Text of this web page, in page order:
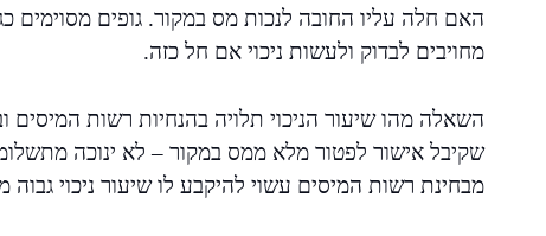
האם חלה עליו החובה לנכות מס במקור. גופים מסוימים
מחויבים לבדוק ולעשות ניכוי אם חל כזה.
השאלה מהו שיעור הניכוי תלויה בהנחיות רשות
שקיבל אישור לפטור מלא ממס במקור – לא ינוכה
מבחינת רשות המיסים עשוי להיקבע לו שיעור ניכוי גבוה